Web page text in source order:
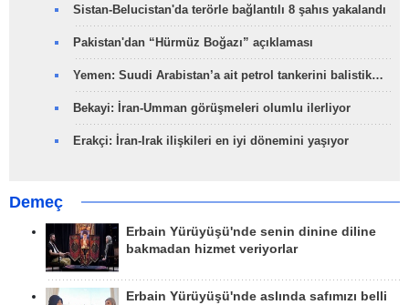
Sistan-Belucistan'da terörle bağlantılı 8 şahıs yakalandı
Pakistan'dan “Hürmüz Boğazı” açıklaması
Yemen: Suudi Arabistan’a ait petrol tankerini balistik…
Bekayi: İran-Umman görüşmeleri olumlu ilerliyor
Erakçi: İran-Irak ilişkileri en iyi dönemini yaşıyor
Demeç
Erbain Yürüyüşü'nde senin dinine diline
bakmadan hizmet veriyorlar
Erbain Yürüyüşü'nde aslında safımızı belli